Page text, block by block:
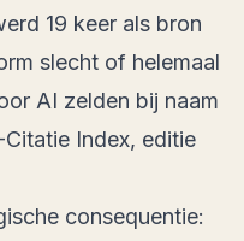
19 keer als bron
slecht of helemaal
AI zelden bij naam
Index, editie
consequentie: